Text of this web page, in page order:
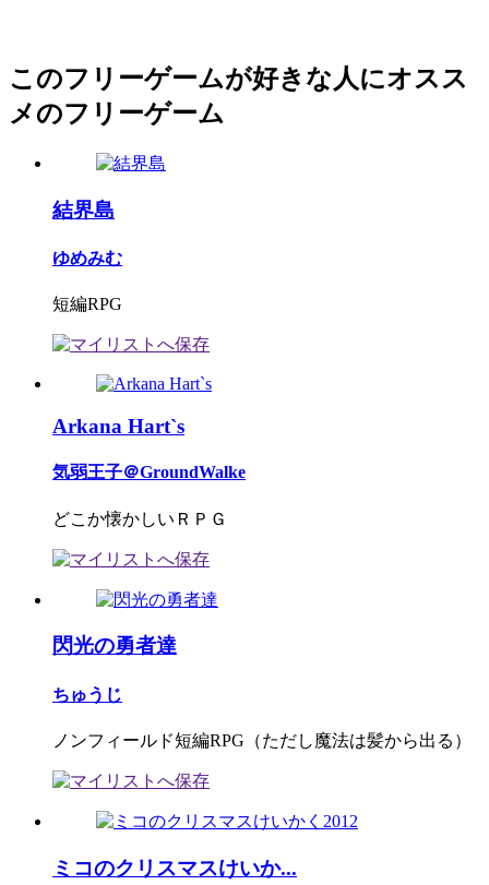
このフリーゲームが好きな人にオスス
メのフリーゲーム
結界島
ゆめみむ
短編RPG
Arkana Hart`s
気弱王子＠GroundWalke
どこか懐かしいＲＰＧ
閃光の勇者達
ちゅうじ
ノンフィールド短編RPG（ただし魔法は髪から出る）
ミコのクリスマスけいか...